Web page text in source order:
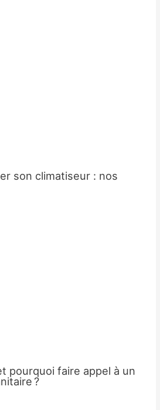
son climatiseur : nos
pourquoi faire appel à un
?